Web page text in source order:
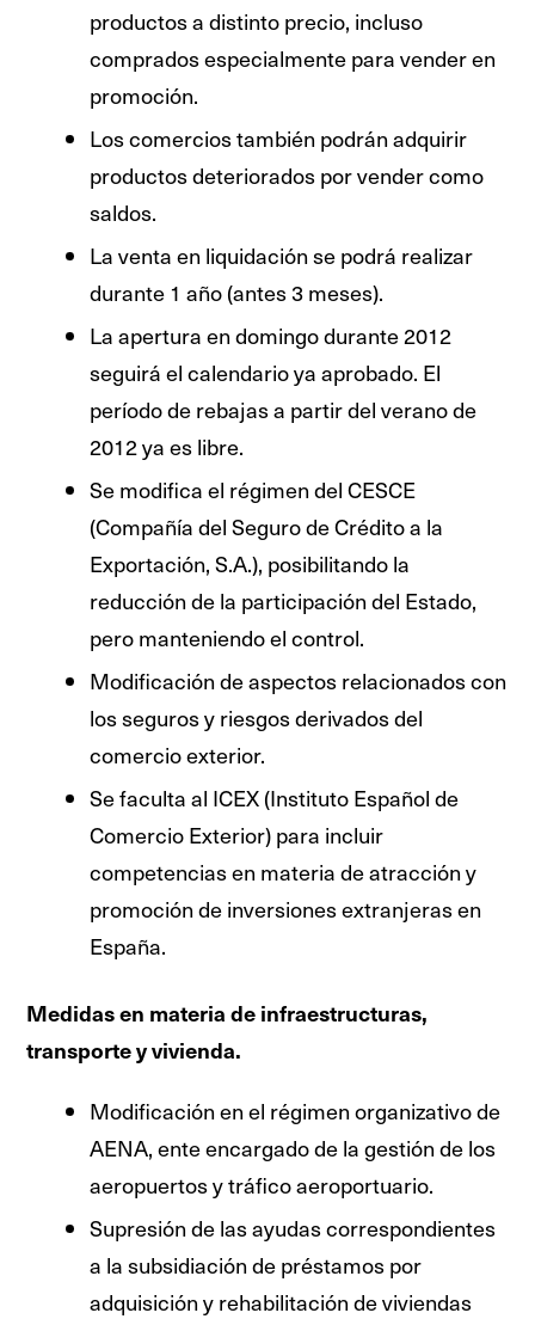
productos a distinto precio, incluso
comprados especialmente para vender en
promoción.
Los comercios también podrán adquirir
productos deteriorados por vender como
saldos.
La venta en liquidación se podrá realizar
durante 1 año (antes 3 meses).
La apertura en domingo durante 2012
seguirá el calendario ya aprobado. El
período de rebajas a partir del verano de
2012 ya es libre.
Se modifica el régimen del CESCE
(Compañía del Seguro de Crédito a la
Exportación, S.A.), posibilitando la
reducción de la participación del Estado,
pero manteniendo el control.
Modificación de aspectos relacionados con
los seguros y riesgos derivados del
comercio exterior.
Se faculta al ICEX (Instituto Español de
Comercio Exterior) para incluir
competencias en materia de atracción y
promoción de inversiones extranjeras en
España.
Medidas en materia de infraestructuras,
transporte y vivienda.
Modificación en el régimen organizativo de
AENA, ente encargado de la gestión de los
aeropuertos y tráfico aeroportuario.
Supresión de las ayudas correspondientes
a la subsidiación de préstamos por
adquisición y rehabilitación de viviendas